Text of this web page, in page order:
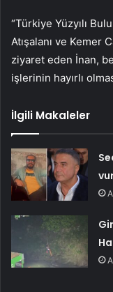
“Türkiye Yüzyılı
Atışalanı ve Kemer
ziyaret eden İnan,
işlerinin hayırlı
İlgili Makaleler